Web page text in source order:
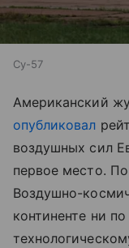
Су-57
Американский
опубликовал
воздушных сил
первое место.
Воздушно-
континенте ни